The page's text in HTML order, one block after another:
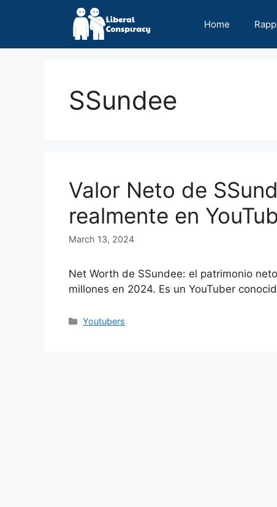
Home
SSundee
Valor Neto de
realmente en
March 13, 2024
Net Worth de SSundee: el patrimonio
millones en 2024. Es un YouTuber
Categories
Youtubers